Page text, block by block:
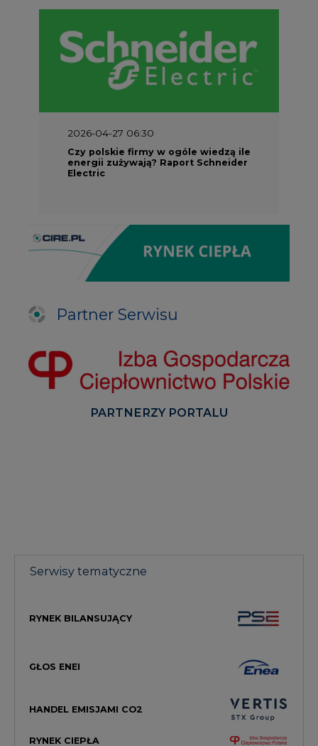
2026-04-27 06:30
Czy polskie firmy w ogóle wiedzą ile
energii zużywają? Raport Schneider
Electric
Partner Serwisu
PARTNERZY PORTALU
Serwisy tematyczne
RYNEK BILANSUJĄCY
GŁOS ENEI
HANDEL EMISJAMI CO2
RYNEK CIEPŁA